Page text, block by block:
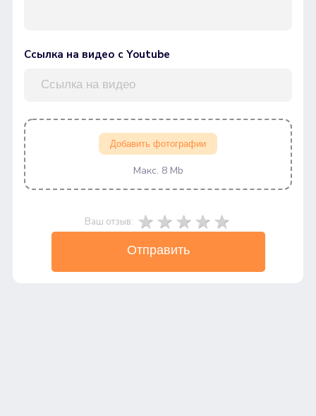
Ссылка на видео с Youtube
Добавить фотографии
Макс. 8 Mb
Ваш отзыв:
Отправить